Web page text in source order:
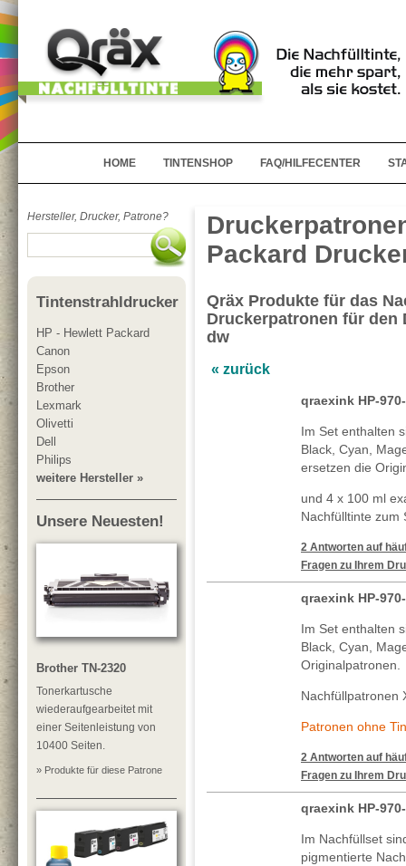
HOME TINTENSHOP FAQ/HILFECENTER
Hersteller, Drucker, Patrone?
Tintenstrahldrucker
HP - Hewlett Packard
Canon
Epson
Brother
Lexmark
Olivetti
Dell
Philips
weitere Hersteller »
Unsere Neuesten!
Brother TN-2320
Tonerkartusche
wiederaufgearbeitet mit
einer Seitenleistung von
10400 Seiten.
» Produkte für diese Patrone
Packard
Qräx Produkte für das
Druckerpatronen für den
dw
« zurück
qraexink HP-
Im Set enthalten
Black, Cyan,
ersetzen die
und 4 x 100 ml
Nachfülltinte zum
2 Antworten auf
Fragen zu Ihrem
qraexink HP-
Im Set enthalten
Black, Cyan,
Originalpatronen.
Nachfüllpatronen
Patronen ohne
2 Antworten auf
Fragen zu Ihrem
qraexink HP-
Im Nachfüllset
pigmentierte